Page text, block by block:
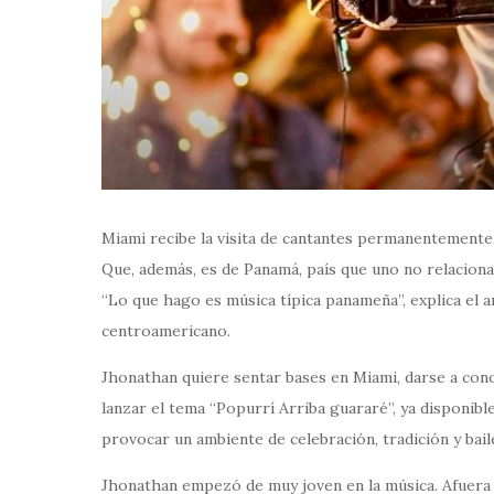
Miami recibe la visita de cantantes
Que, además, es de Panamá, país que uno no
“Lo que hago es música típica panameña”, explica
centroamericano.
Jhonathan quiere sentar bases en Miami, darse a
lanzar el tema “Popurrí Arriba guararé”, ya
provocar un ambiente de celebración, tradición y
Jhonathan empezó de muy joven en la música.